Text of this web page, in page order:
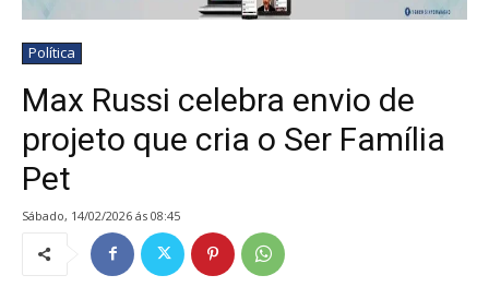
Política
Max Russi celebra envio de
projeto que cria o Ser Família
Pet
sábado, 14/02/2026 ás 08:45